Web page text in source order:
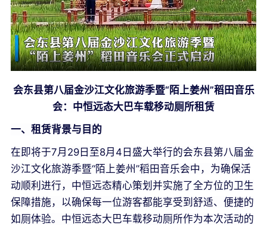
会东县第八届金沙江文化旅游季暨“陌上姜州”稻田音乐
会：中恒远态大巴车载移动厕所租赁
一、租赁背景与目的
在即将于7月29日至8月4日盛大举行的会东县第八届金
沙江文化旅游季暨“陌上姜州”稻田音乐会中，为确保活
动顺利进行，中恒远态精心策划并实施了全方位的卫生
保障措施，以确保每一位游客都能享受到舒适、便捷的
如厕体验。 中恒远态大巴车载移动厕所作为本次活动的